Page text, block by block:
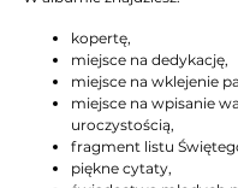
kopertę,
miejsce na dedykację,
miejsce na wklejenie
miejsce na wpisanie
uroczystością,
fragment listu
piękne cytaty,